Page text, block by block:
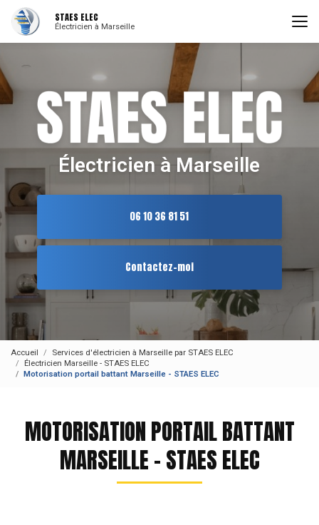
contenu
STAES ELEC
Électricien à Marseille
Électricien à Marseille
06 10 36 81 51
Contactez-moi
Accueil
Services d'électricien à Marseille par STAES ELEC
Électricien Marseille - STAES ELEC
Motorisation portail battant Marseille - STAES ELEC
MOTORISATION PORTAIL BATTANT
MARSEILLE - STAES ELEC